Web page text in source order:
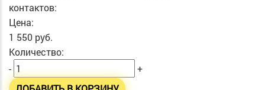
контактов:
Цена:
1 550 руб.
Количество:
-
+